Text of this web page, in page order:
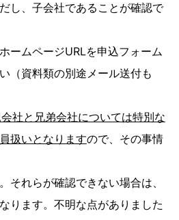
し、子会社であることが確認で
ムページURLを申込フォーム
（資料類の別途メール送付も
社と兄弟会社については特別な
扱いとなりますので、その事情
れらが確認できない場合は、
ります。不明な点がありました